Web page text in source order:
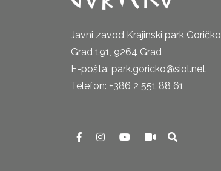
Javni zavod Krajinski park Goričko
Grad 191, 9264 Grad
E-pošta: park.goricko@siol.net
Telefon: +386 2 551 88 61